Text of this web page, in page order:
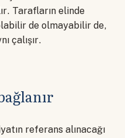
Tarafların elinde
de olmayabilir de,
çalışır.
referans alınacağı